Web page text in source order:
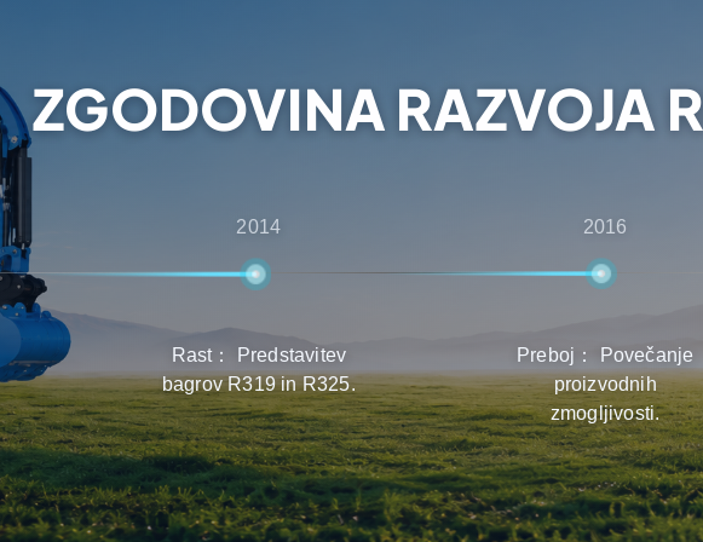
ZGODOVINA RAZVOJA
2014
Rast： Predstavitev
bagrov R319 in R325.
2016
Preboj： Povečanje
proizvodnih
zmogljivosti.